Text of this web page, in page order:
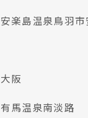
安楽島温泉鳥羽
大阪
有馬温泉南淡路